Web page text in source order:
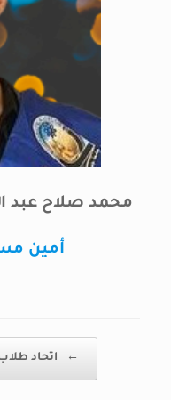
محمد صلاح عبد
أمين
← اتحاد طلاب